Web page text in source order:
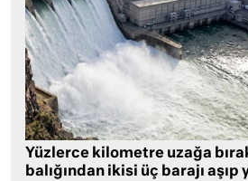
Yüzlerce kilometre uzağa
balığından ikisi üç barajı